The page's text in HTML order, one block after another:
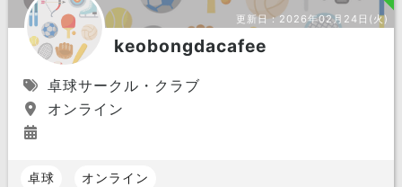
更新日：2026年02月24日(火)
keobongdacafee
卓球サークル・クラブ
オンライン
卓球 オンライン